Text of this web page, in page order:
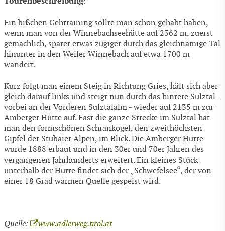
Ein bißchen Gehtraining sollte man schon gehabt haben,
wenn man von der Winnebachseehütte auf 2362 m, zuerst
gemächlich, später etwas zügiger durch das gleichnamige Tal
hinunter in den Weiler Winnebach auf etwa 1700 m
wandert.
Kurz folgt man einem Steig in Richtung Gries, hält sich aber
gleich darauf links und steigt nun durch das hintere Sulztal -
vorbei an der Vorderen Sulztalalm - wieder auf 2135 m zur
Amberger Hütte auf. Fast die ganze Strecke im Sulztal hat
man den formschönen Schrankogel, den zweithöchsten
Gipfel der Stubaier Alpen, im Blick. Die Amberger Hütte
wurde 1888 erbaut und in den 30er und 70er Jahren des
vergangenen Jahrhunderts erweitert. Ein kleines Stück
unterhalb der Hütte findet sich der „Schwefelsee“, der von
einer 18 Grad warmen Quelle gespeist wird.
Quelle: www.adlerweg.tirol.at